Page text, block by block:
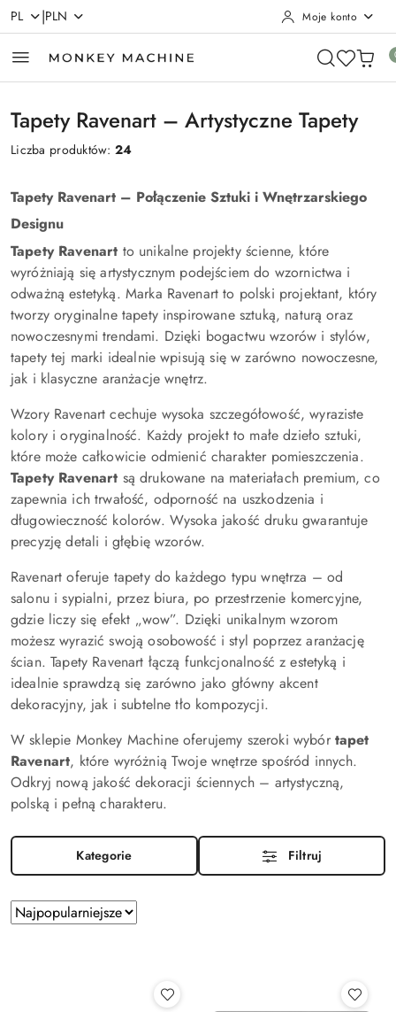
Przejdź do treści głównej
Przejdź do wyszukiwarki
Przejdź do moje konto
Przejdź do menu głównego
Przejdź do stopki
PL |PLN Moje konto
Tapety Ravenart – Artystyczne Tapety
Liczba produktów:24
Tapety Ravenart – Połączenie Sztuki i Wnętrzarskiego
Designu
Tapety Ravenart to unikalne projekty ścienne, które
wyróżniają się artystycznym podejściem do wzornictwa i
odważną estetyką. Marka Ravenart to polski projektant, który
tworzy oryginalne tapety inspirowane sztuką, naturą oraz
nowoczesnymi trendami. Dzięki bogactwu wzorów i stylów,
tapety tej marki idealnie wpisują się w zarówno nowoczesne,
jak i klasyczne aranżacje wnętrz.
Wzory Ravenart cechuje wysoka szczegółowość, wyraziste
kolory i oryginalność. Każdy projekt to małe dzieło sztuki,
które może całkowicie odmienić charakter pomieszczenia.
Tapety Ravenart są drukowane na materiałach premium, co
zapewnia ich trwałość, odporność na uszkodzenia i
długowieczność kolorów. Wysoka jakość druku gwarantuje
precyzję detali i głębię wzorów.
Ravenart oferuje tapety do każdego typu wnętrza – od
salonu i sypialni, przez biura, po przestrzenie komercyjne,
gdzie liczy się efekt „wow”. Dzięki unikalnym wzorom
możesz wyrazić swoją osobowość i styl poprzez aranżację
ścian. Tapety Ravenart łączą funkcjonalność z estetyką i
idealnie sprawdzą się zarówno jako główny akcent
dekoracyjny, jak i subtelne tło kompozycji.
W sklepie Monkey Machine oferujemy szeroki wybór tapet
Ravenart, które wyróżnią Twoje wnętrze spośród innych.
Odkryj nową jakość dekoracji ściennych – artystyczną,
polską i pełną charakteru.
Kategorie Filtruj
Zastosowano
sortowanie:
Sortuj
według